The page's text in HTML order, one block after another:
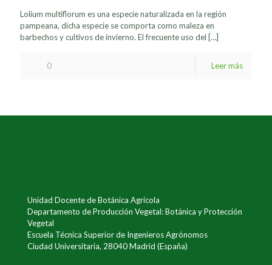
Lolium multiflorum es una especie naturalizada en la región
pampeana, dicha especie se comporta como maleza en
barbechos y cultivos de invierno. El frecuente uso del […]
0 Leer más
Unidad Docente de Botánica Agrícola
Departamento de Producción Vegetal: Botánica y Protección
Vegetal
Escuela Técnica Superior de Ingenieros Agrónomos
Ciudad Universitaria, 28040 Madrid (España)